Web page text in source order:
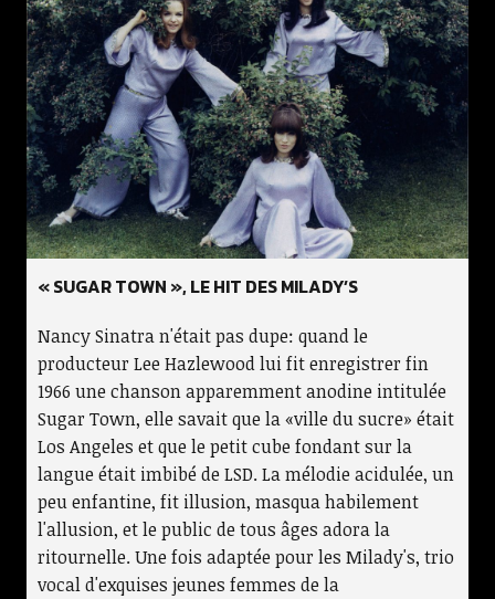
« SUGAR TOWN », LE HIT DES MILADY’S
Nancy Sinatra n'était pas dupe: quand le
producteur Lee Hazlewood lui fit enregistrer fin
1966 une chanson apparemment anodine intitulée
Sugar Town, elle savait que la «ville du sucre» était
Los Angeles et que le petit cube fondant sur la
langue était imbibé de LSD. La mélodie acidulée, un
peu enfantine, fit illusion, masqua habilement
l'allusion, et le public de tous âges adora la
ritournelle. Une fois adaptée pour les Milady's, trio
vocal d'exquises jeunes femmes de la